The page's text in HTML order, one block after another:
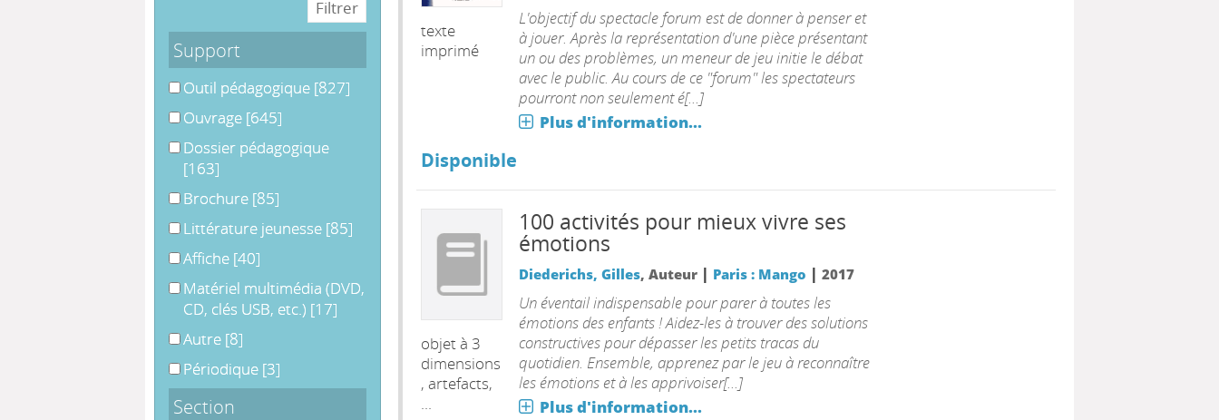
texte
imprimé
L'objectif du spectacle forum est de donner à penser et
à jouer. Après la représentation d'une pièce présentant
un ou des problèmes, un meneur de jeu initie le débat
avec le public. Au cours de ce "forum" les spectateurs
pourront non seulement é[...]
Plus d'information...
Disponible
objet à 3
dimensions
, artefacts,
...
100 activités pour mieux vivre ses
émotions
Diederichs, Gilles, Auteur | Paris : Mango | 2017
Un éventail indispensable pour parer à toutes les
émotions des enfants ! Aidez-les à trouver des solutions
constructives pour dépasser les petits tracas du
quotidien. Ensemble, apprenez par le jeu à reconnaître
les émotions et à les apprivoiser[...]
Plus d'information...
Support
Outil pédagogique
Outil pédagogique [827]
Ouvrage
Ouvrage [645]
Dossier pédagogique
Dossier pédagogique
[163]
Brochure
Brochure [85]
Littérature jeunesse
Littérature jeunesse [85]
Affiche
Affiche [40]
Matériel multimédia (DVD, CD, clés USB, etc.)
Matériel multimédia (DVD,
CD, clés USB, etc.) [17]
Autre
Autre [8]
Périodique
Périodique [3]
Section